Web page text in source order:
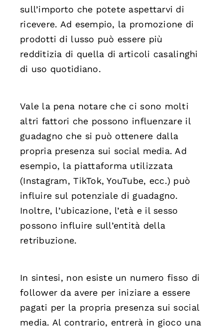
sull’importo che potete aspettarvi di
ricevere. Ad esempio, la promozione di
prodotti di lusso può essere più
redditizia di quella di articoli casalinghi
di uso quotidiano.
Vale la pena notare che ci sono molti
altri fattori che possono influenzare il
guadagno che si può ottenere dalla
propria presenza sui social media. Ad
esempio, la piattaforma utilizzata
(Instagram, TikTok, YouTube, ecc.) può
influire sul potenziale di guadagno.
Inoltre, l’ubicazione, l’età e il sesso
possono influire sull’entità della
retribuzione.
In sintesi, non esiste un numero fisso di
follower da avere per iniziare a essere
pagati per la propria presenza sui social
media. Al contrario, entrerà in gioco una